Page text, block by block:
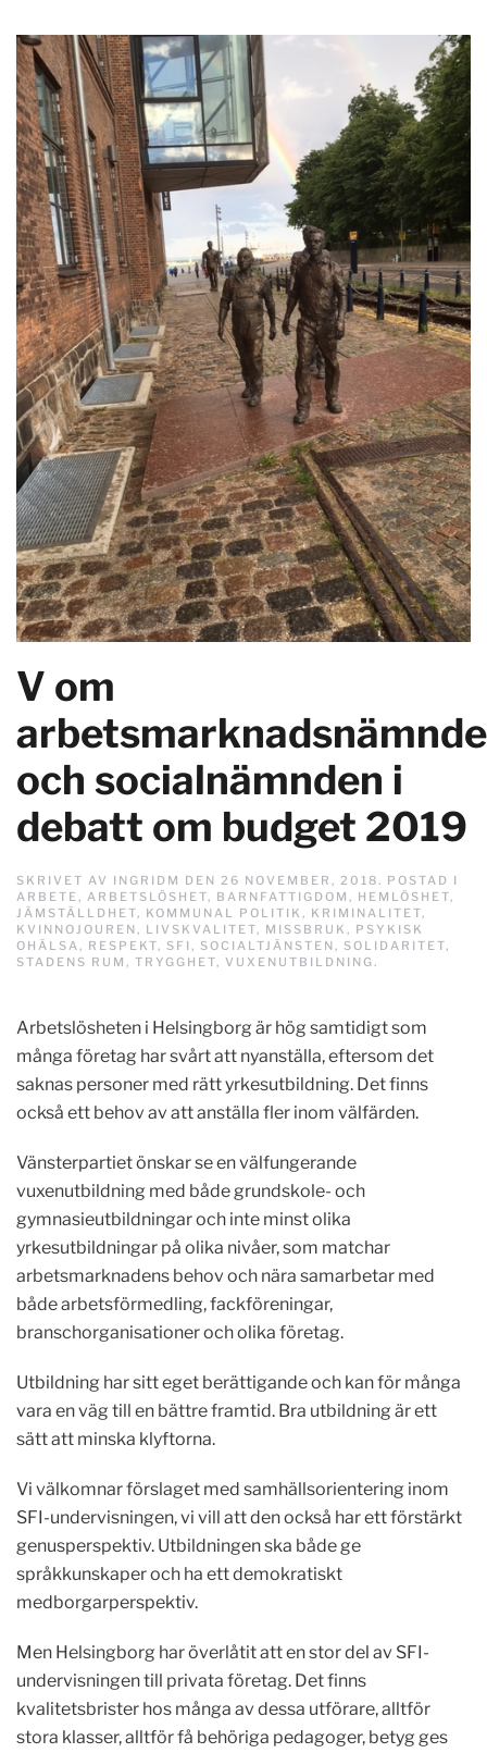
V om
och socialnämnden i
debatt om budget 2019
SKRIVET AV INGRIDM DEN 26 NOVEMBER, 2018 . POSTAD I
ARBETE , ARBETSLÖSHET, BARNFATTIGDOM , HEMLÖSHET,
JÄMSTÄLLDHET, KOMMUNAL POLITIK , KRIMINALITET,
KVINNOJOUREN , LIVSKVALITET, MISSBRUK , PSYKISK
OHÄLSA , RESPEKT, SFI , SOCIALTJÄNSTEN , SOLIDARITET,
STADENS RUM , TRYGGHET, VUXENUTBILDNING .
Arbetslösheten i Helsingborg är hög samtidigt som
många företag har svårt att nyanställa, eftersom det
saknas personer med rätt yrkesutbildning. Det finns
också ett behov av att anställa fler inom välfärden.
Vänsterpartiet önskar se en välfungerande
vuxenutbildning med både grundskole- och
gymnasieutbildningar och inte minst olika
yrkesutbildningar på olika nivåer, som matchar
arbetsmarknadens behov och nära samarbetar med
både arbetsförmedling, fackföreningar,
branschorganisationer och olika företag.
Utbildning har sitt eget berättigande och kan för många
vara en väg till en bättre framtid. Bra utbildning är ett
sätt att minska klyftorna.
Vi välkomnar förslaget med samhällsorientering inom
SFI-undervisningen, vi vill att den också har ett förstärkt
genusperspektiv. Utbildningen ska både ge
språkkunskaper och ha ett demokratiskt
medborgarperspektiv.
Men Helsingborg har överlåtit att en stor del av SFI-
undervisningen till privata företag. Det finns
kvalitetsbrister hos många av dessa utförare, alltför
stora klasser, alltför få behöriga pedagoger, betyg ges